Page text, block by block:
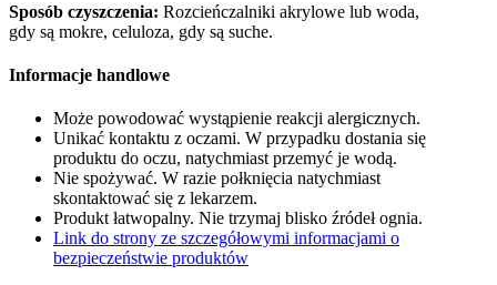
Sposób czyszczenia: Rozcieńczalniki akrylowe lub woda,
gdy są mokre, celuloza, gdy są suche.
Informacje handlowe
Może powodować wystąpienie reakcji alergicznych.
Unikać kontaktu z oczami. W przypadku dostania się
produktu do oczu, natychmiast przemyć je wodą.
Nie spożywać. W razie połknięcia natychmiast
skontaktować się z lekarzem.
Produkt łatwopalny. Nie trzymaj blisko źródeł ognia.
Link do strony ze szczegółowymi informacjami o
bezpieczeństwie produktów